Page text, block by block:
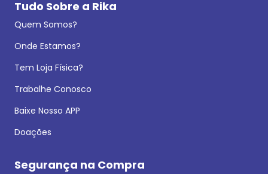
Tudo Sobre a Rika
Quem Somos?
Onde Estamos?
Tem Loja Física?
Trabalhe Conosco
Baixe Nosso APP
Doações
Segurança na Compra